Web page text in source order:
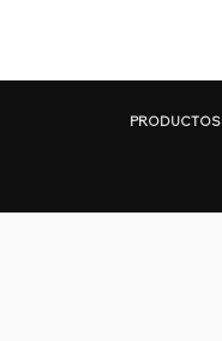
PRODUCTOS